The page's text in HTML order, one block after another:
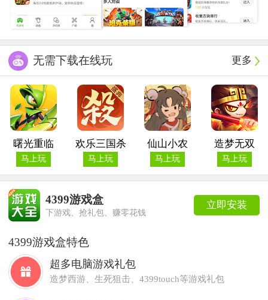
更多
无需下载在线玩
曙光重临
马上玩
欢乐三国杀
马上玩
仙山小农
马上玩
造梦无双
马上玩
立即安装
4399游戏盒
下游戏、抢礼包、赚零花钱
4399游戏盒特色
超多电脑游戏礼包
造梦西游、生死狙击、4399touch等游戏礼包